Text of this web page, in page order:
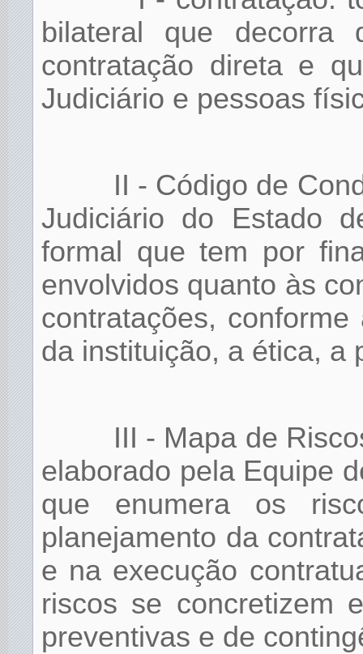
bilateral que decorra
contratação direta e
Judiciário e pessoas
II - Código de
Judiciário do Estado
formal que tem por
envolvidos quanto às
contratações,
da instituição, a ética, a
III - Mapa de
elaborado pela Equipe
que enumera os
planejamento da
e na execução
riscos se concretizem
preventivas e de